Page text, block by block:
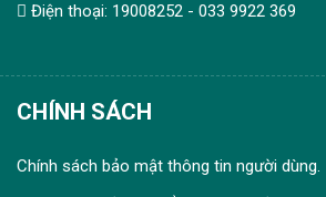
Điện thoại: 19008252 - 033 9922 369
CHÍNH SÁCH
Chính sách bảo mật thông tin người dùng.